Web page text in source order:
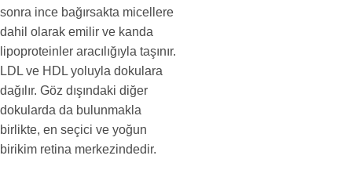
sonra ince bağırsakta micellere
dahil olarak emilir ve kanda
lipoproteinler aracılığıyla taşınır.
LDL ve HDL yoluyla dokulara
dağılır. Göz dışındaki diğer
dokularda da bulunmakla
birlikte, en seçici ve yoğun
birikim retina merkezindedir.